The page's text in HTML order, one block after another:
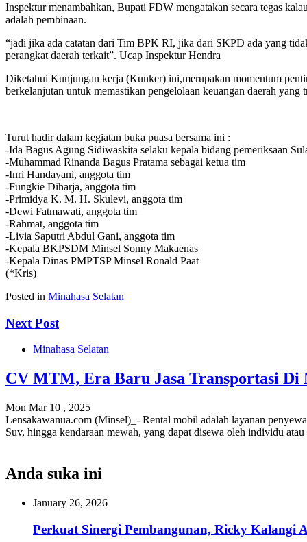
Inspektur menambahkan, Bupati FDW mengatakan secara tegas
adalah pembinaan.
“jadi jika ada catatan dari Tim BPK RI, jika dari SKPD ada yang
perangkat daerah terkait”. Ucap Inspektur Hendra
Diketahui Kunjungan kerja (Kunker) ini,merupakan momentum
berkelanjutan untuk memastikan pengelolaan keuangan daerah yang
Turut hadir dalam kegiatan buka puasa bersama ini :
-Ida Bagus Agung Sidiwaskita selaku kepala bidang pemeriksaan
-Muhammad Rinanda Bagus Pratama sebagai ketua tim
-Inri Handayani, anggota tim
-Fungkie Diharja, anggota tim
-Primidya K. M. H. Skulevi, anggota tim
-Dewi Fatmawati, anggota tim
-Rahmat, anggota tim
-Livia Saputri Abdul Gani, anggota tim
-Kepala BKPSDM Minsel Sonny Makaenas
-Kepala Dinas PMPTSP Minsel Ronald Paat
(*Kris)
Posted in Minahasa Selatan
Next Post
Minahasa Selatan
CV MTM, Era Baru Jasa Transportasi Di
Mon Mar 10 , 2025
Lensakawanua.com (Minsel)_- Rental mobil adalah layanan
Suv, hingga kendaraan mewah, yang dapat disewa oleh individu
Anda suka ini
January 26, 2026
Perkuat Sinergi Pembangunan, Ricky Kalangi